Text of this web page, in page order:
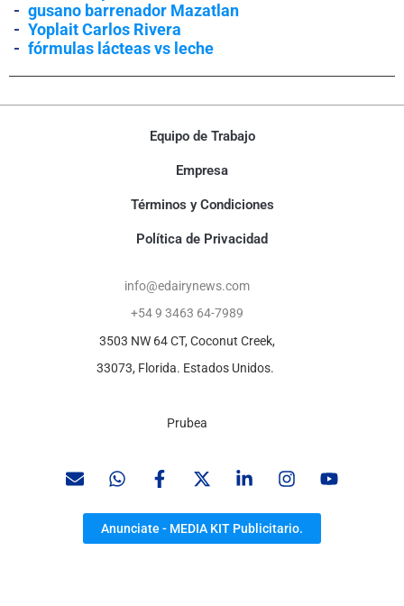
- gusano barrenador Mazatlan
- Yoplait Carlos Rivera
- fórmulas lácteas vs leche
Equipo de Trabajo
Empresa
Términos y Condiciones
Política de Privacidad
info@edairynews.com
+54 9 3463 64-7989
3503 NW 64 CT, Coconut Creek,
33073, Florida. Estados Unidos.
Prubea
Anunciate - MEDIA KIT Publicitario.